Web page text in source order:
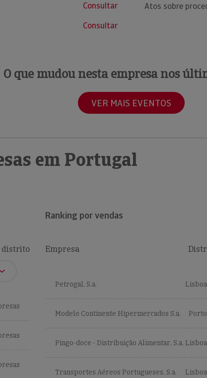
Consultar
Consultar
Atos sobre
O que mudou nesta empresa nos
VER MAIS EVENTOS
em Portugal
distrito
Ranking por vendas
Empresa
Petrogal, S.a. Lisboa
Modelo Continente Hipermercados S.a. Porto
Pingo-doce - Distribuição Alimentar, S.a. Lisboa
Transportes Aéreos Portugueses, S.a. Lisboa